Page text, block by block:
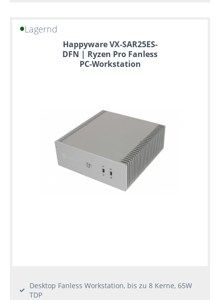
Lagernd
Happyware VX-SAR25ES-
DFN | Ryzen Pro Fanless
PC-Workstation
Desktop Fanless Workstation, bis zu 8 Kerne, 65W
TDP